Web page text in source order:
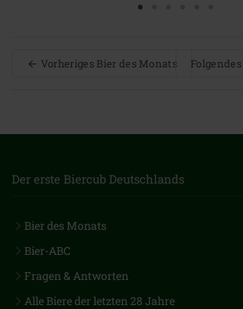
Vorheriges Bier des Monats
Der erste Biercub Deutschlands
Bier des Monats
Bier-ABC
Fragen & Antworten
Alle Biere der letzten 28 Jahre